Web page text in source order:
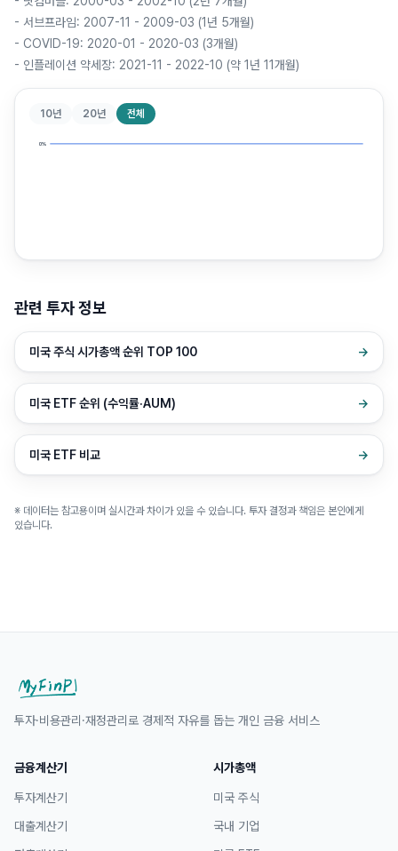
- 서브프라임: 2007-11 - 2009-03 (1년 5개월)
- COVID-19: 2020-01 - 2020-03 (3개월)
- 인플레이션 약세장: 2021-11 - 2022-10 (약 1년 11개월)
10년 20년 전체
0%
0%
0%
관련 투자 정보
미국 주식 시가총액 순위 TOP 100 →
미국 ETF 순위 (수익률·AUM) →
미국 ETF 비교 →
※ 데이터는 참고용이며 실시간과 차이가 있을 수 있습니다. 투자 결정과 책임은 본인에게
있습니다.
투자·비용관리·재정관리로 경제적 자유를 돕는 개인 금융 서비스
금융계산기
투자계산기
대출계산기
시가총액
미국 주식
국내 기업